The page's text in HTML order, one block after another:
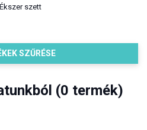
Ékszer szett
SZŰRÉSE
(0 termék)